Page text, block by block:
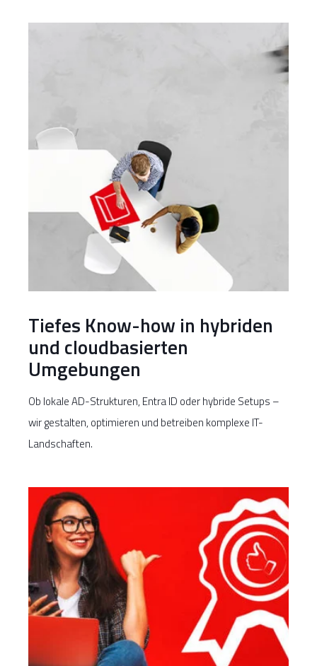
Tiefes Know-how in hybriden
und cloudbasierten
Umgebungen
Ob lokale AD-Strukturen, Entra ID oder hybride Setups –
wir gestalten, optimieren und betreiben komplexe IT-
Landschaften.